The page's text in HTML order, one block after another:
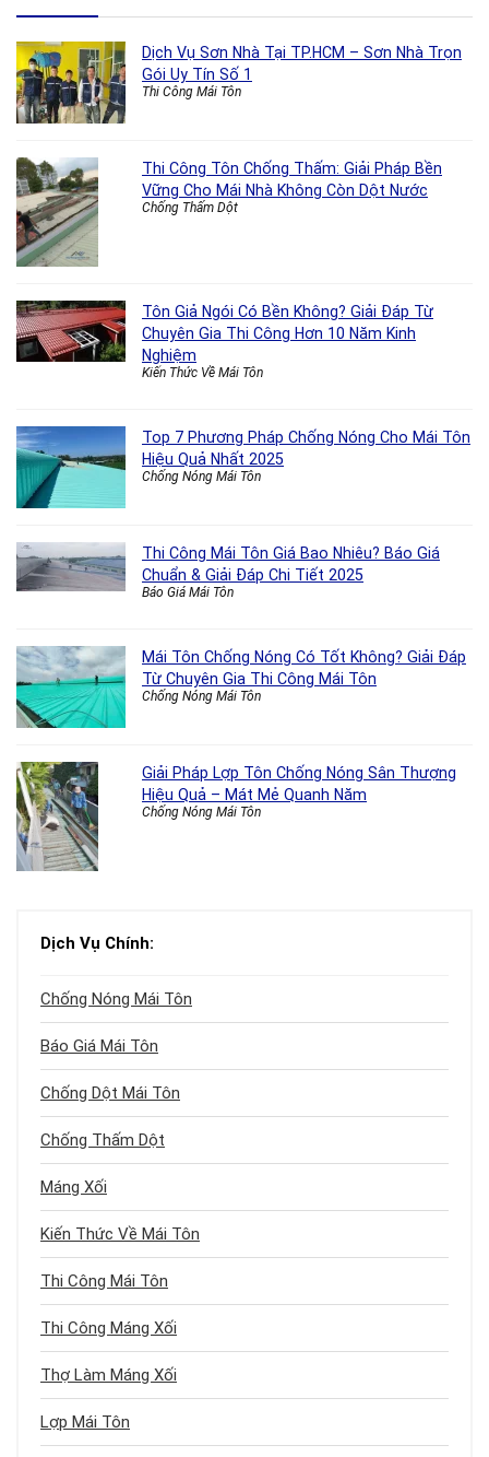
Dịch Vụ Sơn Nhà Tại TP.HCM – Sơn Nhà Trọn
Gói Uy Tín Số 1
Thi Công Mái Tôn
Thi Công Tôn Chống Thấm: Giải Pháp Bền
Vững Cho Mái Nhà Không Còn Dột Nước
Chống Thấm Dột
Tôn Giả Ngói Có Bền Không? Giải Đáp Từ
Chuyên Gia Thi Công Hơn 10 Năm Kinh
Nghiệm
Kiến Thức Về Mái Tôn
Top 7 Phương Pháp Chống Nóng Cho Mái Tôn
Hiệu Quả Nhất 2025
Chống Nóng Mái Tôn
Thi Công Mái Tôn Giá Bao Nhiêu? Báo Giá
Chuẩn & Giải Đáp Chi Tiết 2025
Báo Giá Mái Tôn
Mái Tôn Chống Nóng Có Tốt Không? Giải Đáp
Từ Chuyên Gia Thi Công Mái Tôn
Chống Nóng Mái Tôn
Giải Pháp Lợp Tôn Chống Nóng Sân Thượng
Hiệu Quả – Mát Mẻ Quanh Năm
Chống Nóng Mái Tôn
Dịch Vụ Chính:
Chống Nóng Mái Tôn
Báo Giá Mái Tôn
Chống Dột Mái Tôn
Chống Thấm Dột
Máng Xối
Kiến Thức Về Mái Tôn
Thi Công Mái Tôn
Thi Công Máng Xối
Thợ Làm Máng Xối
Lợp Mái Tôn